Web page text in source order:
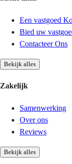
Een vastgoed
Bied uw
Contacteer Ons
Bekijk alles
Zakelijk
Samenwerking
Over ons
Reviews
Bekijk alles